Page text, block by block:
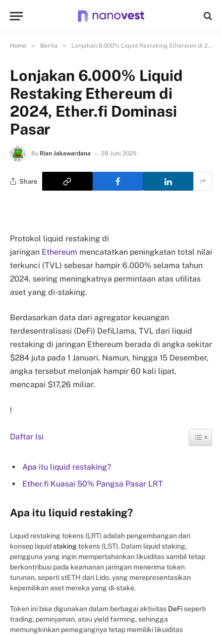
Home » Berita » Lonjakan 6.000% Liquid Restaking Ethereum di 2024, Ether.fi Dominasi Pasar
Lonjakan 6.000% Liquid
Restaking Ethereum di
2024, Ether.fi Dominasi
Pasar
By Rian Jakawardana 28 Juni 2025
Share
Protokol liquid restaking di
jaringan Ethereum mencatatkan peningkatan total nilai
terkunci (TVL) sebesar hampir 6.000% selama tahun
2024, seiring meningkatnya permintaan atas utilitas
aset yang di-staking.
Berdasarkan data dari agregator keuangan
terdesentralisasi (DeFi) DefiLlama, TVL dari liquid
restaking di jaringan Ethereum berada di angka sekitar
$284 juta pada 1 Januari. Namun, hingga 15 Desember,
angka tersebut melonjak hampir 60 kali lipat,
mencapai $17,26 miliar.
!
Daftar Isi
Apa itu liquid restaking?
Ether.fi Kuasai 50% Pangsa Pasar LRT
Apa itu liquid restaking?
Liquid restaking tokens (LRT) adalah pengembangan dari
konsep liquidstakingtokens (LST). Dalam liquid staking,
pengguna yang ingin mempertahankan likuiditas sambil tetap
berkontribusi pada keamanan jaringan menerima token
turunan, seperti stETH dari Lido, yang merepresentasikan
kepemilikan aset mereka yang di-stake.
Token ini bisa digunakan dalam berbagai aktivitas DeFiseperti
trading, peminjaman, atau yield farming, sehingga
memungkinkan pemegangnya tetap memiliki likuiditas